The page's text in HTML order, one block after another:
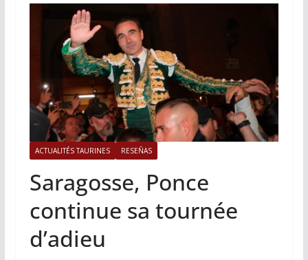
ACTUALITÉS TAURINES RESEÑAS
Saragosse, Ponce
continue sa tournée
d’adieu